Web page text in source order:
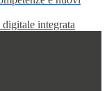
integrata